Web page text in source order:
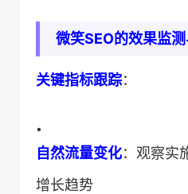
微笑SEO的效果监
​关键指标跟踪​​：
•
​自然流量变化​：观察实
增长趋势